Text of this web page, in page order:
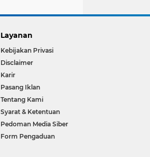
Layanan
Kebijakan Privasi
Disclaimer
Karir
Pasang Iklan
Tentang Kami
Syarat & Ketentuan
Pedoman Media Siber
Form Pengaduan